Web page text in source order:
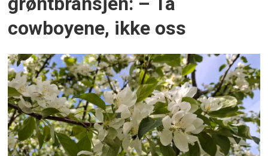
cowboyene, ikke oss